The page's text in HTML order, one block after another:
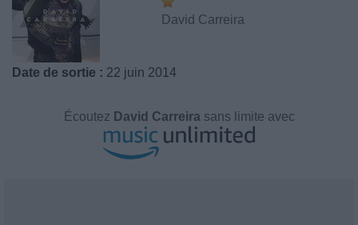
David Carreira
Date de sortie : 22 juin 2014
Écoutez David Carreira sans limite avec